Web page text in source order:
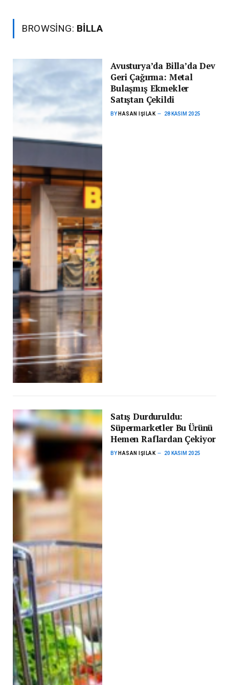
BROWSING: BILLA
Avusturya’da Billa’da Dev
Geri Çağırma: Metal
Bulaşmış Ekmekler
Satıştan Çekildi
BY HASAN IŞILAK 28 KASIM 2025
Satış Durduruldu:
Süpermarketler Bu Ürünü
Hemen Raflardan Çekiyor
BY HASAN IŞILAK 20 KASIM 2025